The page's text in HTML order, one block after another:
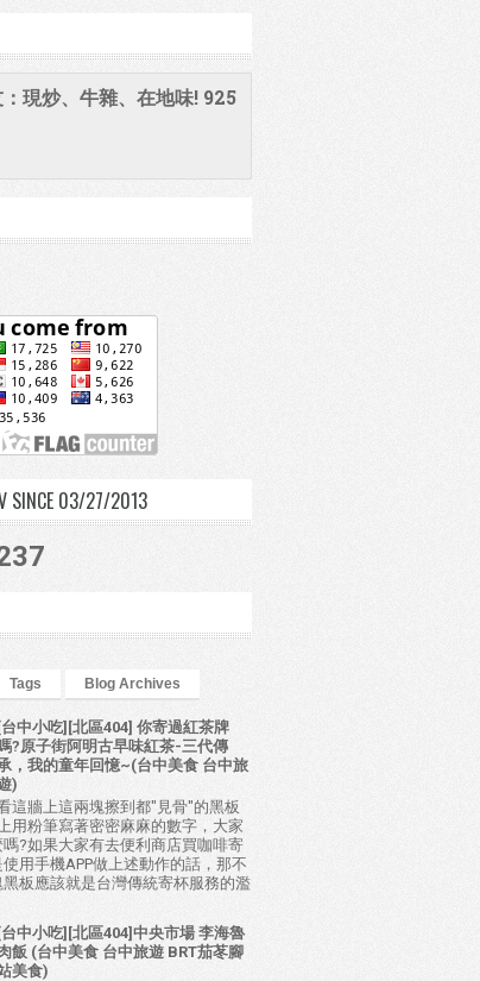
現炒、牛雜、在地味! 925
03/27/2013
Tags Blog Archives
[台中小吃][北區404] 你寄過紅茶牌
?原子街阿明古早味紅茶-三代傳
，我的童年回憶~(台中美食 台中旅
)
這牆上這兩塊擦到都"見骨"的黑板
上用粉筆寫著密密麻麻的數字，大家
?如果大家有去便利商店買咖啡寄
用手機APP做上述動作的話，那不
板應該就是台灣傳統寄杯服務的濫
中小吃][北區404]中央市場 李海魯
飯 (台中美食 台中旅遊 BRT茄苳腳
美食)